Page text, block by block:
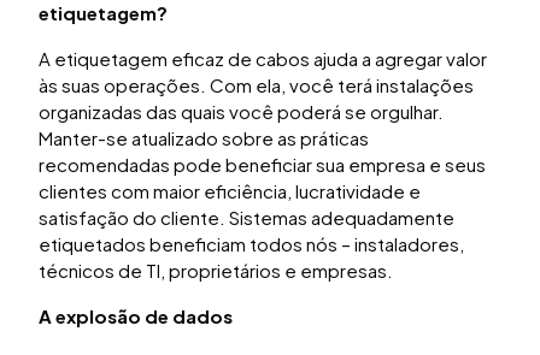
etiquetagem?
A etiquetagem eficaz de cabos ajuda a agregar valor
às suas operações. Com ela, você terá instalações
organizadas das quais você poderá se orgulhar.
Manter-se atualizado sobre as práticas
recomendadas pode beneficiar sua empresa e seus
clientes com maior eficiência, lucratividade e
satisfação do cliente. Sistemas adequadamente
etiquetados beneficiam todos nós – instaladores,
técnicos de TI, proprietários e empresas.
A explosão de dados